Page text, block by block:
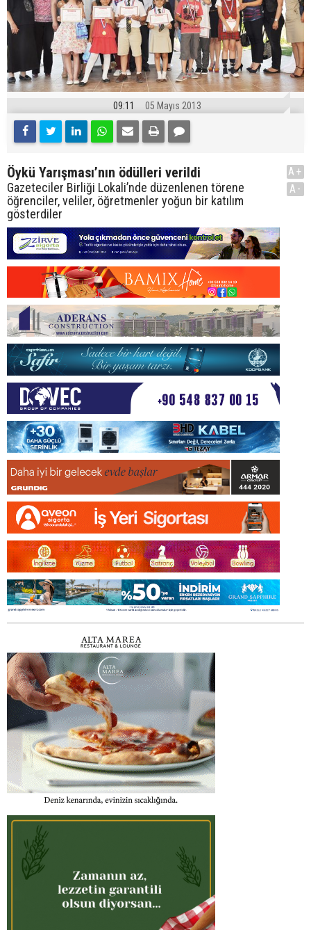
09:11 05 Mayıs 2013
Öykü Yarışması’nın ödülleri verildi
Gazeteciler Birliği Lokali’nde düzenlenen törene
öğrenciler, veliler, öğretmenler yoğun bir katılım
gösterdiler
A+
A-